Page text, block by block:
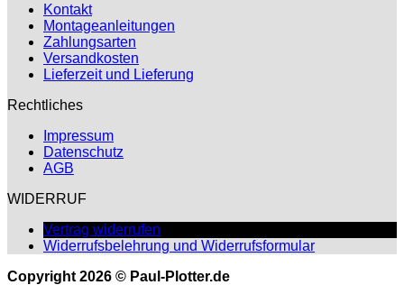
Kontakt
Montageanleitungen
Zahlungsarten
Versandkosten
Lieferzeit und Lieferung
Rechtliches
Impressum
Datenschutz
AGB
WIDERRUF
Vertrag widerrufen
Widerrufsbelehrung und Widerrufsformular
Copyright 2026 © Paul-Plotter.de